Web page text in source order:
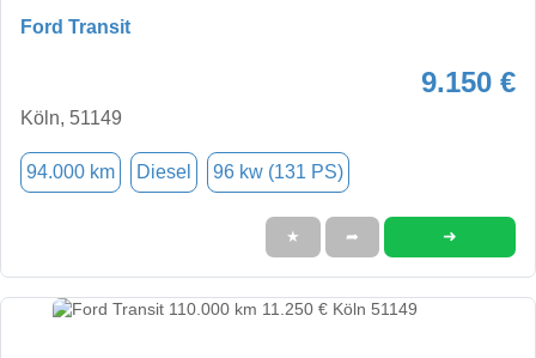
Ford Transit
9.150 €
Köln, 51149
94.000 km Diesel 96 kw (131 PS)
★ ➦ ➜